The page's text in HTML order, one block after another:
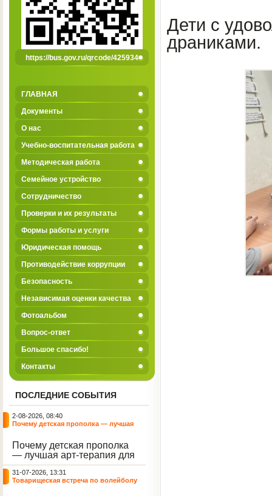
https://bus.gov.ru/qrcode/425934
ГЛАВНАЯ
Документы
О нас
Учебно-воспитательная работа
Методическая работа
Семейное устройство
Сотрудничество
Проверки и их результаты
Формы работы и услуги
Юридическая помощь
Противодействие коррупции
Безопасность
Независимая оценки качества
Фотоальбом
Вопрос-ответ
Большое спасибо!
Контакты
ПОСЛЕДНИЕ СОБЫТИЯ
2-08-2026, 08:40
Почему детская прополка — лучшая
Почему детская прополка
— лучшая арт-терапия для
воспитателя?
31-07-2026, 13:31
Товарищеская встреча по волейболу
Дети с
драниками.